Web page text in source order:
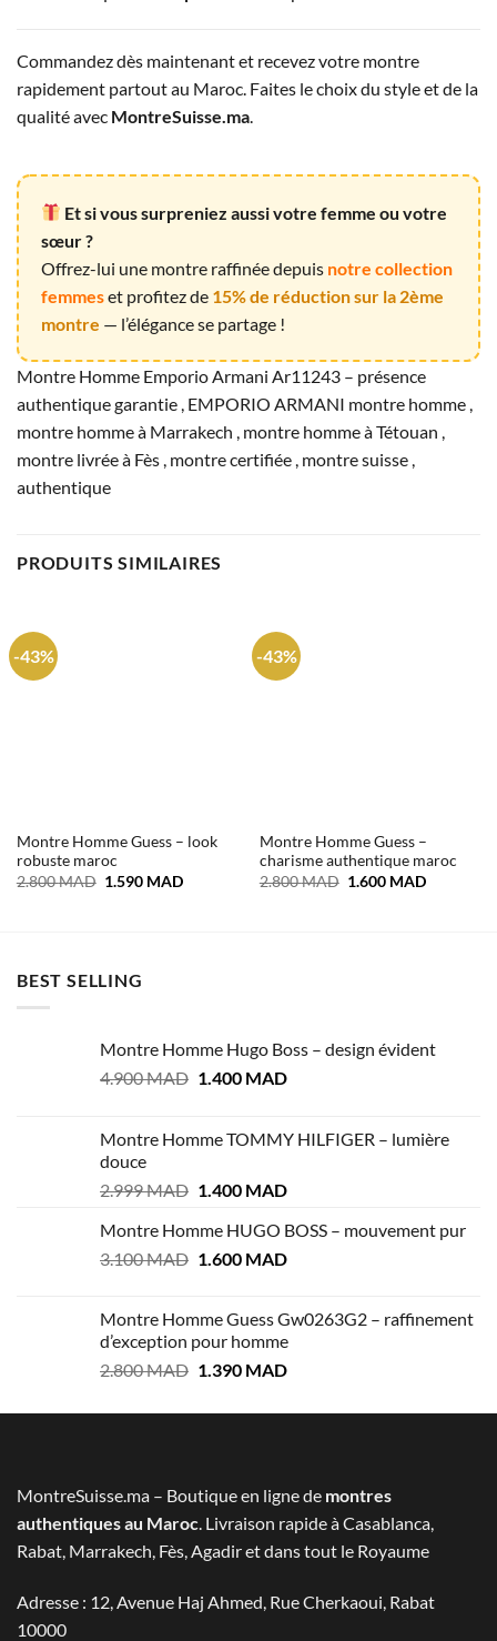
Commandez dès maintenant et recevez votre montre
rapidement partout au Maroc. Faites le choix du style et de la
qualité avec MontreSuisse.ma.
Et si vous surpreniez aussi votre femme ou votre
sœur ?
Offrez-lui une montre raffinée depuis notre collection
femmeset profitez de 15% de réduction sur la 2ème
montre — l’élégance se partage !
Montre Homme Emporio Armani Ar11243 – présence
authentique garantie , EMPORIO ARMANI montre homme ,
montre homme à Marrakech , montre homme à Tétouan ,
montre livrée à Fès , montre certifiée , montre suisse ,
authentique
PRODUITS SIMILAIRES
-43%
Montre Homme Guess – look
robuste maroc
2.800MAD Le
1.590 MADLe
-43%
Montre Homme Guess –
charisme authentique maroc
2.800MAD Le
1.600 MADLe
BEST SELLING
Montre Homme Hugo Boss – design évident
4.900MAD Le
était :
1.400 MADLe
est :
Montre Homme TOMMY HILFIGER – lumière
douce
2.999MAD Le
initial
était :
1.400 MADLe
actuel
est :
Montre Homme HUGO BOSS – mouvement pur
3.100MAD Le
était :
3.100 MAD.
1.600 MADLe
est :
1.600 MAD.
Montre Homme Guess Gw0263G2 – raffinement
d’exception pour homme
2.800MAD Le
initial
1.390 MADLe
actuel
MontreSuisse.ma – Boutique en ligne de montres
authentiques au Maroc. Livraison rapide à Casablanca,
Rabat, Marrakech, Fès, Agadir et dans tout le Royaume
Adresse : 12, Avenue Haj Ahmed, Rue Cherkaoui, Rabat
10000